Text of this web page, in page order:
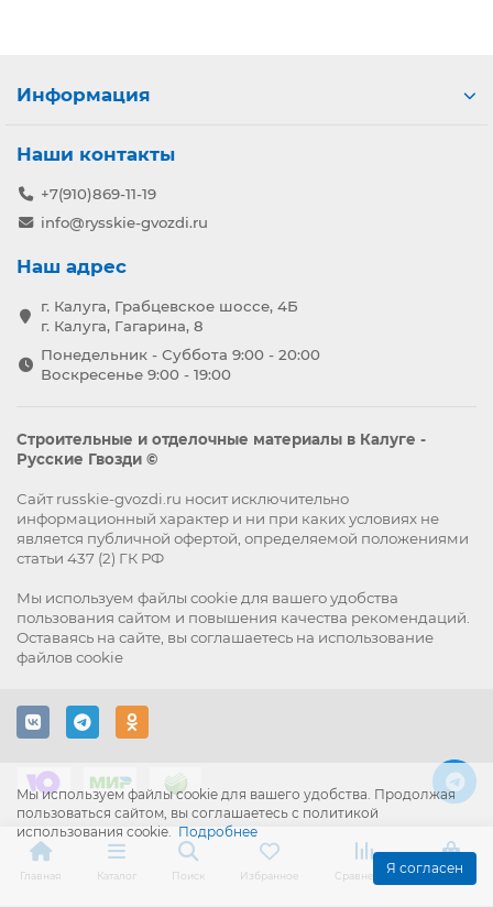
Мы используем файлы cookie для вашего удобства. Продолжая
пользоваться сайтом, вы соглашаетесь с политикой
использования cookie. Подробнее
Я согласен
Информация
Наши контакты
+7(910)869-11-19
info@rysskie-gvozdi.ru
Наш адрес
г. Калуга, Грабцевское шоссе, 4Б
г. Калуга, Гагарина, 8
Понедельник - Суббота 9:00 - 20:00
Воскресенье 9:00 - 19:00
Строительные и отделочные материалы в Калуге -
Русские Гвозди ©
Сайт russkie-gvozdi.ru носит исключительно
информационный характер и ни при каких условиях не
является публичной офертой, определяемой положениями
статьи 437 (2) ГК РФ
Мы используем файлы cookie для вашего удобства
пользования сайтом и повышения качества рекомендаций.
Оставаясь на сайте, вы соглашаетесь на использование
файлов cookie
Главная Каталог Поиск Избранное Сравнение Корзина